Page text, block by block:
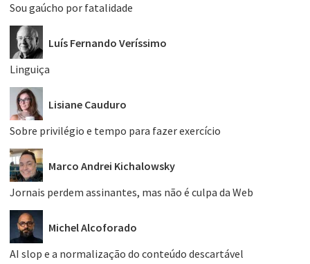
Sou gaúcho por fatalidade
Luís Fernando Veríssimo
Linguiça
Lisiane Cauduro
Sobre privilégio e tempo para fazer exercício
Marco Andrei Kichalowsky
Jornais perdem assinantes, mas não é culpa da Web
Michel Alcoforado
AI slop e a normalização do conteúdo descartável